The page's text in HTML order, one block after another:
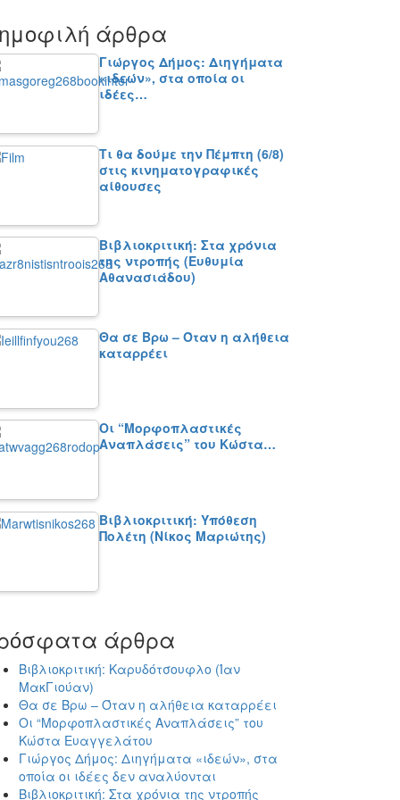
άρθρα
Γιώργος Δήμος: Διηγήματα
«ιδεών», στα οποία οι
ιδέες…
Τι θα δούμε την Πέμπτη (6/8)
στις κινηματογραφικές
αίθουσες
Βιβλιοκριτική: Στα χρόνια
της ντροπής (Ευθυμία
Αθανασιάδου)
Θα σε Βρω – Όταν η αλήθεια
καταρρέει
Οι “Μορφοπλαστικές
Αναπλάσεις” του Κώστα…
Βιβλιοκριτική: Υπόθεση
Πολέτη (Νίκος Μαριώτης)
άρθρα
Βιβλιοκριτική: Καρυδότσουφλο (Ίαν
ΜακΓιούαν)
Θα σε Βρω – Όταν η αλήθεια καταρρέει
Οι “Μορφοπλαστικές Αναπλάσεις” του
Κώστα Ευαγγελάτου
Γιώργος Δήμος: Διηγήματα «ιδεών», στα
οποία οι ιδέες δεν αναλύονται
Βιβλιοκριτική: Στα χρόνια της ντροπής